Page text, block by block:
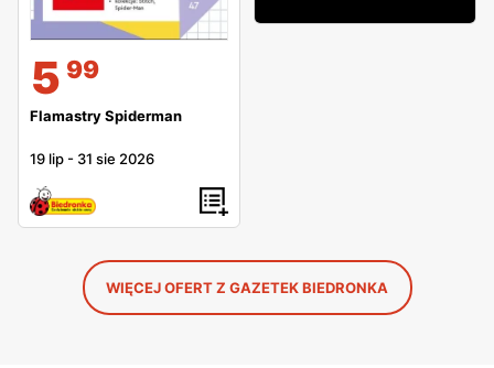
5 99
Flamastry Spiderman
19 lip - 31 sie 2026
WIĘCEJ OFERT Z GAZETEK BIEDRONKA